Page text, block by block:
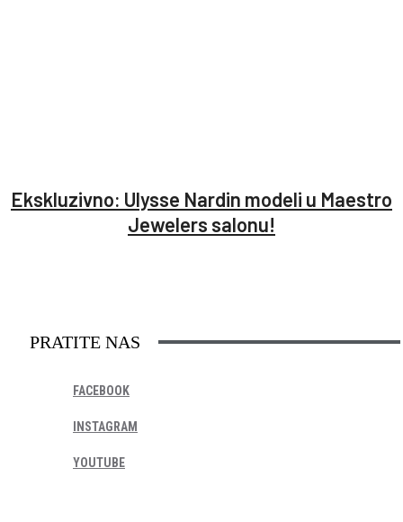
Ekskluzivno: Ulysse Nardin modeli u Maestro
Jewelers salonu!
PRATITE NAS
FACEBOOK
INSTAGRAM
YOUTUBE